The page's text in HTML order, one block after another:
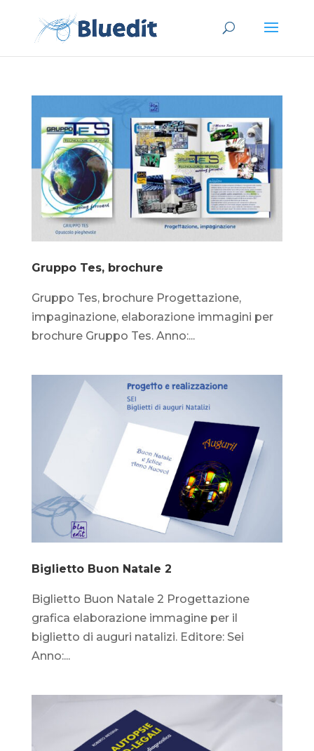
Gruppo Tes, brochure
Gruppo Tes, brochure Progettazione,
impaginazione, elaborazione immagini per
brochure Gruppo Tes. Anno:...
Biglietto Buon Natale 2
Biglietto Buon Natale 2 Progettazione
grafica elaborazione immagine per il
biglietto di auguri natalizi. Editore: Sei
Anno:...